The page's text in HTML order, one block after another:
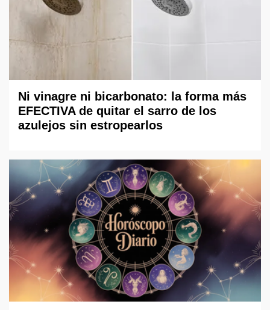
Ni vinagre ni bicarbonato: la forma más
EFECTIVA de quitar el sarro de los
azulejos sin estropearlos